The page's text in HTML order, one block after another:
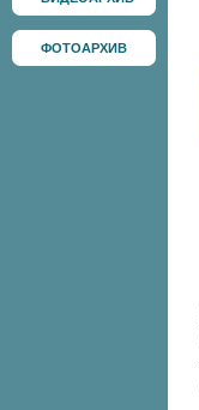
ФОТОАРХИВ